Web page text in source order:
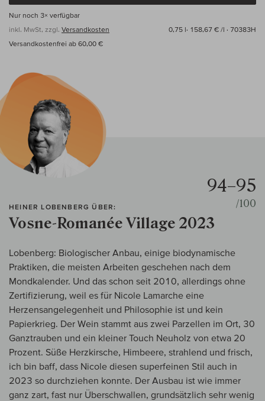
Nur noch 3× verfügbar
inkl. MwSt, zzgl. Versandkosten 0,75 l· 158,67 € /l · 70383H
Versandkostenfrei ab 60,00 €
HEINER LOBENBERG ÜBER:
Vosne-Romanée Village 2023
94–95
/100
Lobenberg: Biologischer Anbau, einige biodynamische
Praktiken, die meisten Arbeiten geschehen nach dem
Mondkalender. Und das schon seit 2010, allerdings ohne
Zertifizierung, weil es für Nicole Lamarche eine
Herzensangelegenheit und Philosophie ist und kein
Papierkrieg. Der Wein stammt aus zwei Parzellen im Ort, 30
Ganztrauben und ein kleiner Touch Neuholz von etwa 20
Prozent. Süße Herzkirsche, Himbeere, strahlend und frisch,
ich bin baff, dass Nicole diesen superfeinen Stil auch in
2023 so durchziehen konnte. Der Ausbau ist wie immer
ganz zart, fast nur Überschwallen, grundsätzlich sehr wenig